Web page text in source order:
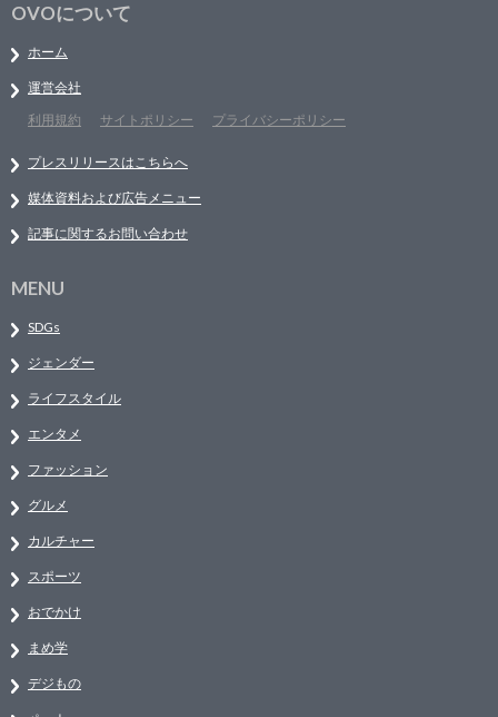
OVOについて
ホーム
運営会社
利用規約
サイトポリシー プライバシーポリシー
プレスリリースはこちらへ
媒体資料および広告メニュー
記事に関するお問い合わせ
MENU
SDGs
ジェンダー
ライフスタイル
エンタメ
ファッション
グルメ
カルチャー
スポーツ
おでかけ
まめ学
デジもの